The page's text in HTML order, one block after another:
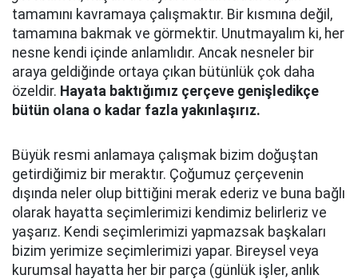
tamamını kavramaya çalışmaktır. Bir kısmına değil,
tamamına bakmak ve görmektir. Unutmayalım ki, her
nesne kendi içinde anlamlıdır. Ancak nesneler bir
araya geldiğinde ortaya çıkan bütünlük çok daha
özeldir. Hayata baktığımız çerçeve genişledikçe
bütün olana o kadar fazla yakınlaşırız.
Büyük resmi anlamaya çalışmak bizim doğuştan
getirdiğimiz bir meraktır. Çoğumuz çerçevenin
dışında neler olup bittiğini merak ederiz ve buna bağlı
olarak hayatta seçimlerimizi kendimiz belirleriz ve
yaşarız. Kendi seçimlerimizi yapmazsak başkaları
bizim yerimize seçimlerimizi yapar. Bireysel veya
kurumsal hayatta her bir parça (günlük işler, anlık